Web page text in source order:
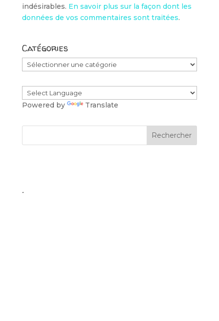
indésirables. En savoir plus sur la façon dont les
données de vos commentaires sont traitées.
Catégories
Catégories
Powered by Translate
.